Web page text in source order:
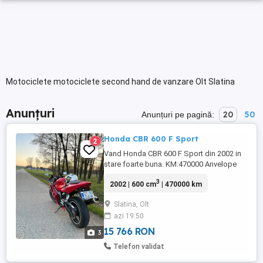
Motociclete motociclete second hand de vanzare Olt Slatina
Anunțuri Anunțuri pe pagină: 20 50
3
2 Honda CBR 600 F Sport
Vand Honda CBR 600 F Sport din 2002 in
stare foarte buna. KM:470000 Anvelope
2002 | 600 cm3 | 470000 km
Slatina, Olt
azi 19:50
15 766 RON
Telefon validat